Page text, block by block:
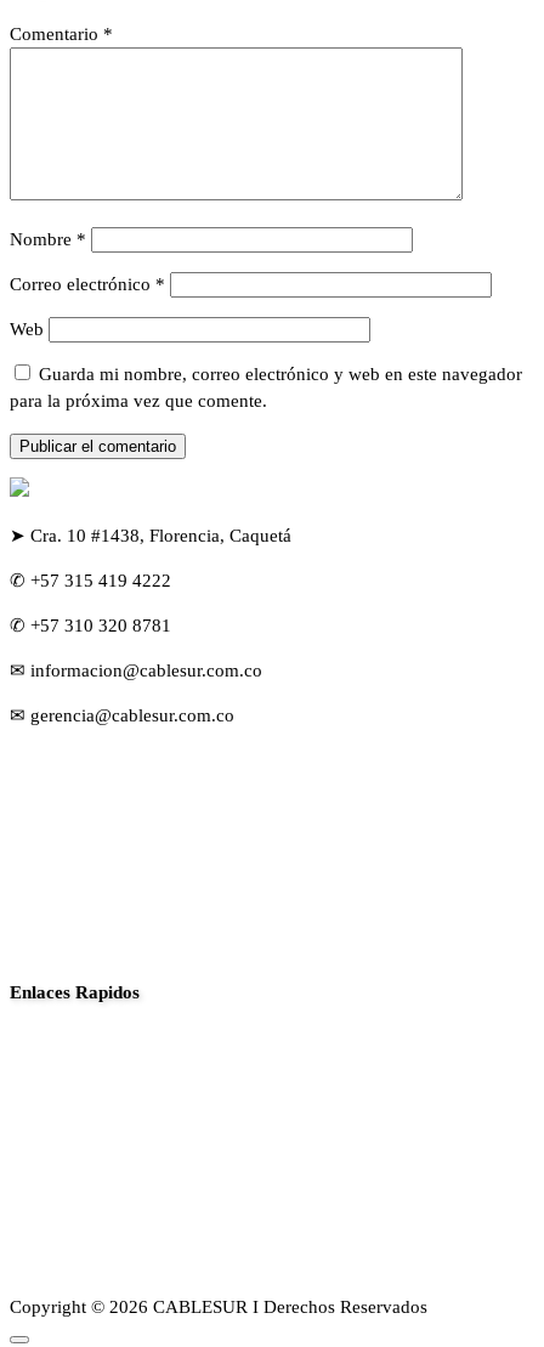
Comentario *
Nombre *
Correo electrónico *
Web
Guarda mi nombre, correo electrónico y web en este navegador
para la próxima vez que comente.
➤ Cra. 10 #1438, Florencia, Caquetá
✆ +57 315 419 4222
✆ +57 310 320 8781
✉ informacion@cablesur.com.co
✉ gerencia@cablesur.com.co
Enlaces Rapidos
Copyright © 2026 CABLESUR I Derechos Reservados